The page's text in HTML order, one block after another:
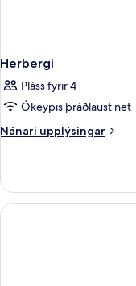
Herbergi
Pláss fyrir 4
Ókeypis þráðlaust net
Nánari upplýsingar
Nánari